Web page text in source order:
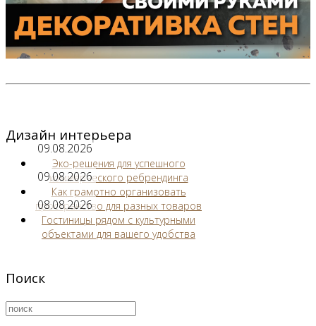
Дизайн интерьера
09.08.2026
Эко-решения для успешного
коммерческого ребрендинга
09.08.2026
Как грамотно организовать
пространство для разных товаров
08.08.2026
Гостиницы рядом с культурными
объектами для вашего удобства
Поиск